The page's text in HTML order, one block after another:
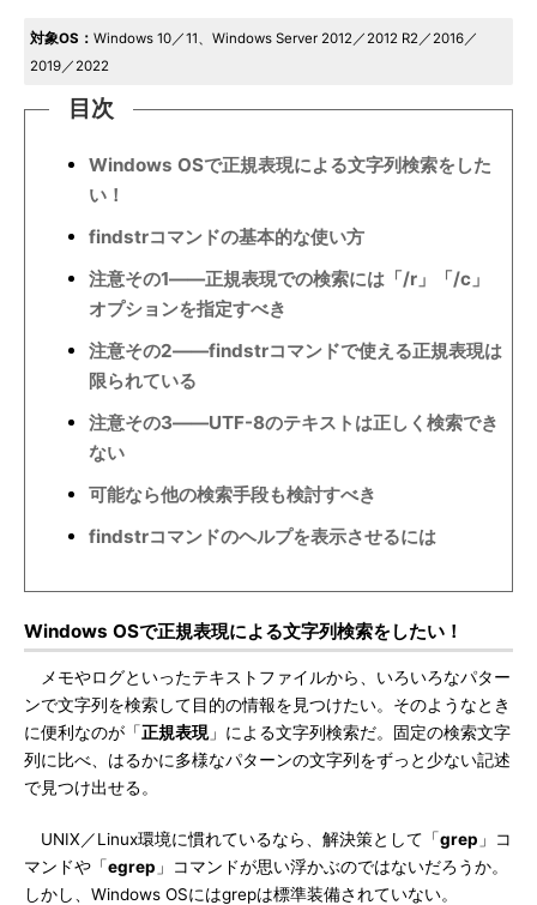
対象OS： Windows 10／11、Windows Server 2012／2012 R2／2016／
2019／2022
目次
Windows OSで正規表現による文字列検索をした
い！
findstrコマンドの基本的な使い方
注意その1――正規表現での検索には「/r」「/c」
オプションを指定すべき
注意その2――findstrコマンドで使える正規表現は
限られている
注意その3――UTF-8のテキストは正しく検索でき
ない
可能なら他の検索手段も検討すべき
findstrコマンドのヘルプを表示させるには
Windows OSで正規表現による文字列検索をしたい！
メモやログといったテキストファイルから、いろいろなパター
ンで文字列を検索して目的の情報を見つけたい。そのようなとき
に便利なのが「正規表現」による文字列検索だ。固定の検索文字
列に比べ、はるかに多様なパターンの文字列をずっと少ない記述
で見つけ出せる。
UNIX／Linux環境に慣れているなら、解決策として「grep 」コ
マンドや「egrep 」コマンドが思い浮かぶのではないだろうか。
しかし、Windows OSにはgrepは標準装備されていない。